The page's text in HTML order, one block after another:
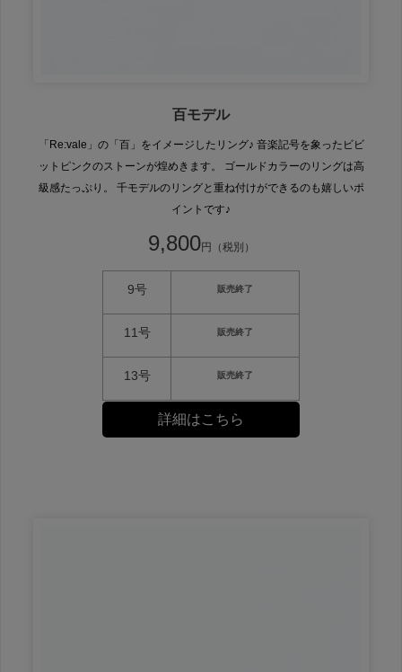
百モデル
「Re:vale」の「百」をイメージしたリング♪ 音楽記号を象ったビビ
ットピンクのストーンが煌めきます。 ゴールドカラーのリングは高
級感たっぷり。 千モデルのリングと重ね付けができるのも嬉しいポ
イントです♪
9,800円（税別）
9号 販売終了
11号 販売終了
13号 販売終了
詳細はこちら